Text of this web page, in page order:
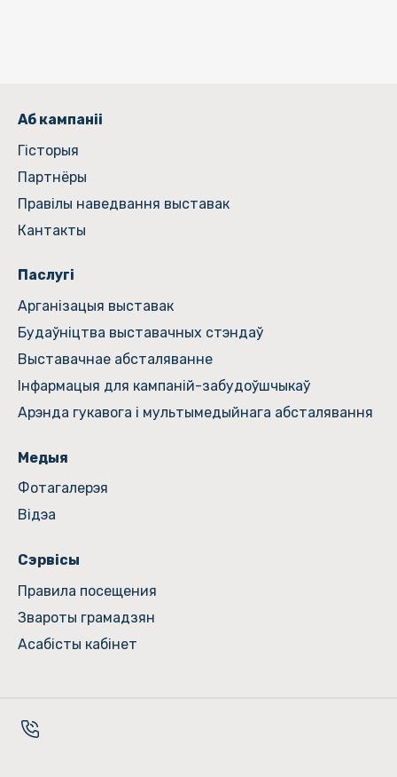
Аб кампаніі
Гiсторыя
Партнёры
Правілы наведвання выставак
Кантакты
Паслугі
Арганізацыя выставак
Будаўніцтва выставачных стэндаў
Выставачнае абсталяванне
Інфармацыя для кампаній-забудоўшчыкаў
Арэнда гукавога і мультымедыйнага абсталявання
Медыя
Фотагалерэя
Відэа
Сэрвісы
Правила посещения
Звароты грамадзян
Асабісты кабінет